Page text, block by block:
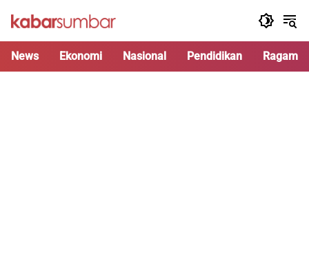
News Ekonomi Nasional Pendidikan Ragam